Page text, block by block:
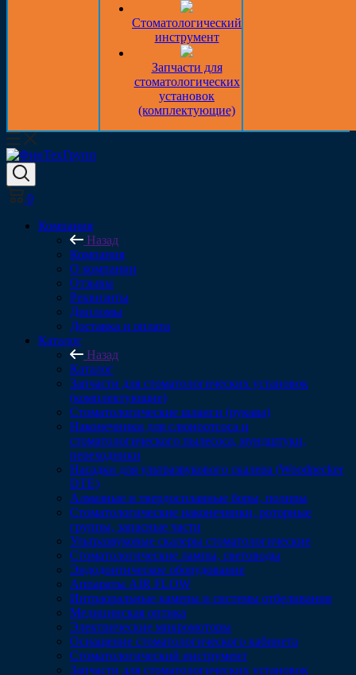
Стоматологический
инструмент
Запчасти для
стоматологических
установок
(комплектующие)
0
Компания
Назад
Компания
О компании
Отзывы
Реквизиты
Дипломы
Доставка и оплата
Каталог
Назад
Каталог
Запчасти для стоматологических установок
(комплектующие)
Стоматологические шланги (рукава)
Наконечники для слюноотсоса и
стоматологического пылесоса, мундштуки,
переходники
Насадки для ультразвукового скалера (Woodpecker
DTE)
Алмазные и твердосплавные боры, полиры
Стоматологические наконечники, роторные
группы, запасные части
Ультразвуковые скалеры стоматологические
Стоматологические лампы, световоды
Эндодонтическое оборудование
Аппараты AIR FLOW
Интраоральные камеры и системы отбеливания
Медицинская оптика
Электрические микромоторы
Оснащение стоматологического кабинета
Стоматологический инструмент
Запчасти для стоматологических установок